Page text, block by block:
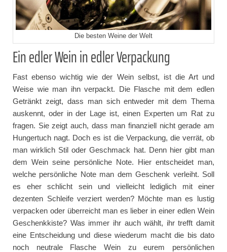
Die besten Weine der Welt
Ein edler Wein in edler Verpackung
Fast ebenso wichtig wie der Wein selbst, ist die Art und
Weise wie man ihn verpackt. Die Flasche mit dem edlen
Getränkt zeigt, dass man sich entweder mit dem Thema
auskennt, oder in der Lage ist, einen Experten um Rat zu
fragen. Sie zeigt auch, dass man finanziell nicht gerade am
Hungertuch nagt. Doch es ist die Verpackung, die verrät, ob
man wirklich Stil oder Geschmack hat. Denn hier gibt man
dem Wein seine persönliche Note. Hier entscheidet man,
welche persönliche Note man dem Geschenk verleiht. Soll
es eher schlicht sein und vielleicht lediglich mit einer
dezenten Schleife verziert werden? Möchte man es lustig
verpacken oder überreicht man es lieber in einer edlen Wein
Geschenkkiste? Was immer ihr auch wählt, ihr trefft damit
eine Entscheidung und diese wiederum macht die bis dato
noch neutrale Flasche Wein zu eurem persönlichen